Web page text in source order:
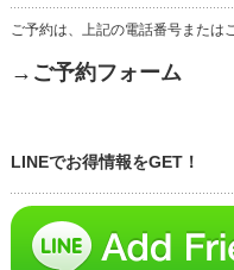
ご予約は、上記の電話番号または
→ご予約フォーム
LINEでお得情報をGET！